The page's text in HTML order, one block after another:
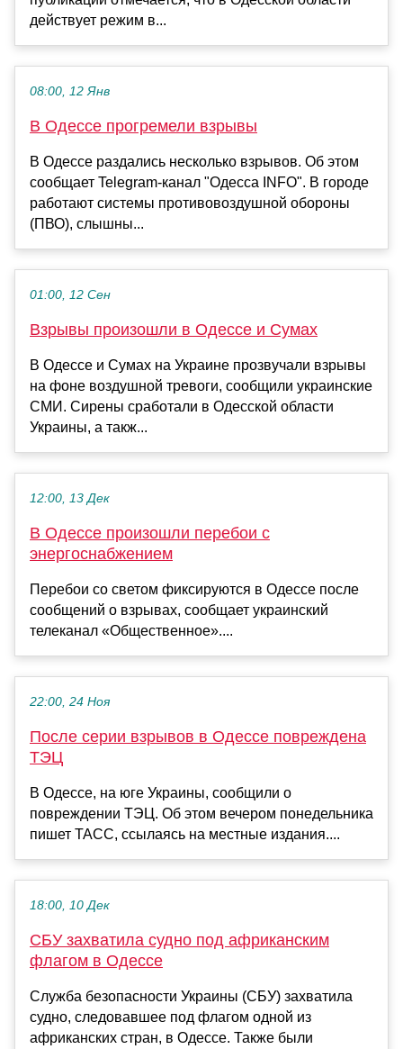
действует режим в...
08:00, 12 Янв
В Одессе прогремели взрывы
В Одессе раздались несколько взрывов. Об этом
сообщает Telegram-канал "Одесса INFO". В городе
работают системы противовоздушной обороны
(ПВО), слышны...
01:00, 12 Сен
Взрывы произошли в Одессе и Сумах
В Одессе и Сумах на Украине прозвучали взрывы
на фоне воздушной тревоги, сообщили украинские
СМИ. Сирены сработали в Одесской области
Украины, а такж...
12:00, 13 Дек
В Одессе произошли перебои с
энергоснабжением
Перебои со светом фиксируются в Одессе после
сообщений о взрывах, сообщает украинский
телеканал «Общественное»....
22:00, 24 Ноя
После серии взрывов в Одессе повреждена
ТЭЦ
В Одессе, на юге Украины, сообщили о
повреждении ТЭЦ. Об этом вечером понедельника
пишет ТАСС, ссылаясь на местные издания....
18:00, 10 Дек
СБУ захватила судно под африканским
флагом в Одессе
Служба безопасности Украины (СБУ) захватила
судно, следовавшее под флагом одной из
африканских стран, в Одессе. Также были